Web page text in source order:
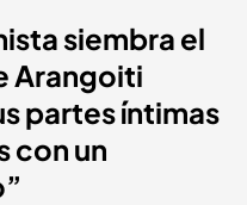
siembra el
Arangoiti
partes íntimas
con un